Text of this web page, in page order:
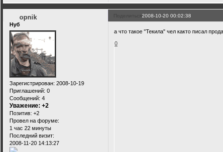
Поделиться2008-10-20 00:02:38
opnik
Нуб
Зарегистрирован: 2008-10-19
Приглашений: 0
Сообщений: 4
Уважение: +2
Позитив: +2
Провел на форуме:
1 час 22 минуты
Последний визит:
2008-11-20 14:13:27
а что такое "Текила" чел както писал
0